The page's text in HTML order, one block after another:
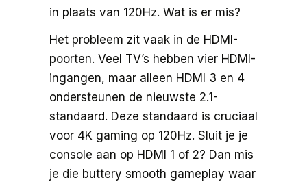
in plaats van 120Hz. Wat is er mis?
Het probleem zit vaak in de HDMI-
poorten. Veel TV’s hebben vier HDMI-
ingangen, maar alleen HDMI 3 en 4
ondersteunen de nieuwste 2.1-
standaard. Deze standaard is cruciaal
voor 4K gaming op 120Hz. Sluit je je
console aan op HDMI 1 of 2? Dan mis
je die buttery smooth gameplay waar